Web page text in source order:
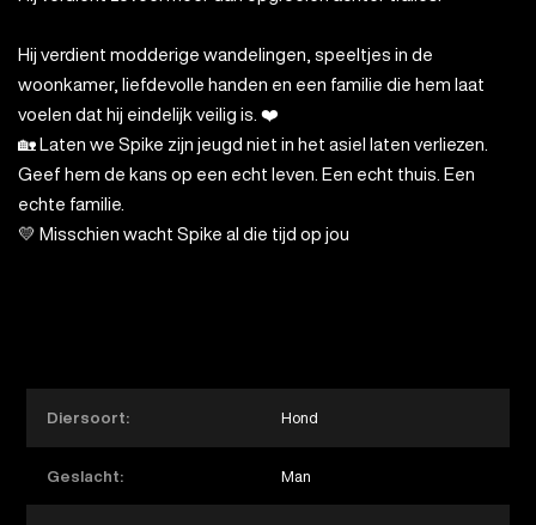
Hij verdient modderige wandelingen, speeltjes in de
woonkamer, liefdevolle handen en een familie die hem laat
voelen dat hij eindelijk veilig is. ❤️
🏡 Laten we Spike zijn jeugd niet in het asiel laten verliezen.
Geef hem de kans op een echt leven. Een echt thuis. Een
echte familie.
💛 Misschien wacht Spike al die tijd op jou
Diersoort: Hond
Geslacht: Man